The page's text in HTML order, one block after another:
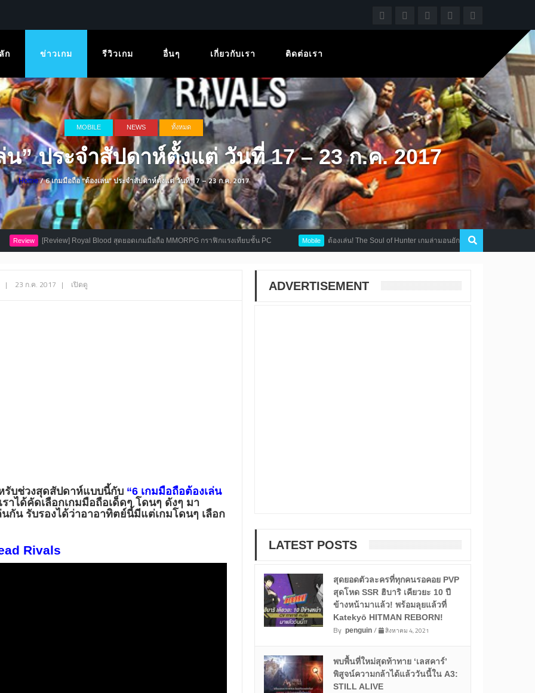
ก ข่าวเกม รีวิวเกม อื่นๆ เกี่ยวกับเรา ติดต่อเรา
MOBILE NEWS ทั้งหมด
น” ประจำสัปดาห์ตั้งแต่ วันที่ 17 – 23 ก.ค. 2017
Home/ 6 เกมมือถือ “ต้องเล่น” ประจำสัปดาห์ตั้งแต่ วันที่ 17 – 23 ก.ค. 2017
[Review] Royal Blood สุดยอดเกมมือถือ MMORPG กราฟิกแรงเทียบชั้น PC ต้องเล่น! The Soul of Hunter เกมล่ามอนยักษ์สุดเดือด เปิดให้บริการแล้ว
| 23 ก.ค. 2017 | เปิดดู
รับช่วงสุดสัปดาห์แบบนี้กับ “6 เกมมือถือต้องเล่น
าได้คัดเลือกเกมมือถือเด็ดๆ โดนๆ ดังๆ มา
กัน รับรองได้ว่าอาอาทิตย์นี้มีแต่เกมโดนๆ เลือก
Rivals
ADVERTISEMENT
LATEST POSTS
สุดยอดตัวละครที่ทุกคนรอคอย PVP
สุดโหด SSR ฮิบาริ เคียวยะ 10 ปี
ข้างหน้ามาแล้ว! พร้อมลุยแล้วที่
Katekyō HITMAN REBORN!
By penguin/ สิงหาคม 4, 2021
พบพื้นที่ใหม่สุดท้าทาย ‘เลสคาร์’
พิสูจน์ความกล้าได้แล้ววันนี้ใน A3:
STILL ALIVE